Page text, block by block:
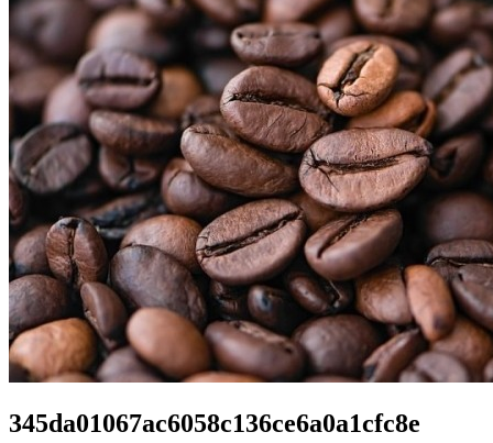
345da01067ac6058c136ce6a0a1cfc8e